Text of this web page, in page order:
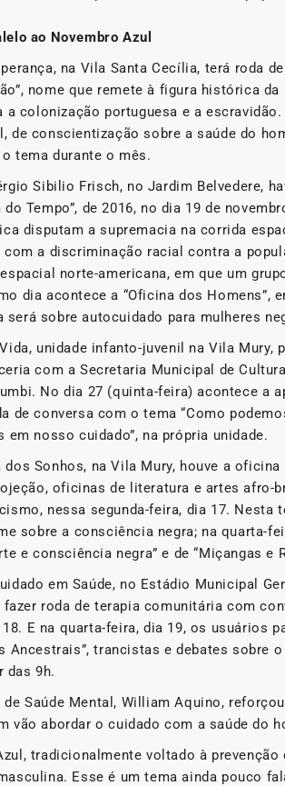
ao Novembro Azul
na Vila Santa Cecília, terá roda
nome que remete à figura histórica
a colonização portuguesa e a
de conscientização sobre a saúde do
tema durante o mês.
Sibilio Frisch, no Jardim Belvedere,
Tempo”, de 2016, no dia 19 de
disputam a supremacia na corrida
com a discriminação racial contra a
norte-americana, em que um
dia acontece a “Oficina dos Homens”,
será sobre autocuidado para mulheres
unidade infanto-juvenil na Vila Mury,
com a Secretaria Municipal de
No dia 27 (quinta-feira) acontece a
de conversa com o tema “Como
em nosso cuidado”, na própria unidade.
dos Sonhos, na Vila Mury, houve a
oficinas de literatura e artes afro-
nessa segunda-feira, dia 17. Nesta
sobre a consciência negra; na quarta-
e consciência negra” e de “Miçangas e
em Saúde, no Estádio Municipal
fazer roda de terapia comunitária com
E na quarta-feira, dia 19, os usuários
Ancestrais”, trancistas e debates sobre
das 9h.
de Saúde Mental, William Aquino,
vão abordar o cuidado com a saúde do
tradicionalmente voltado à
Esse é um tema ainda pouco